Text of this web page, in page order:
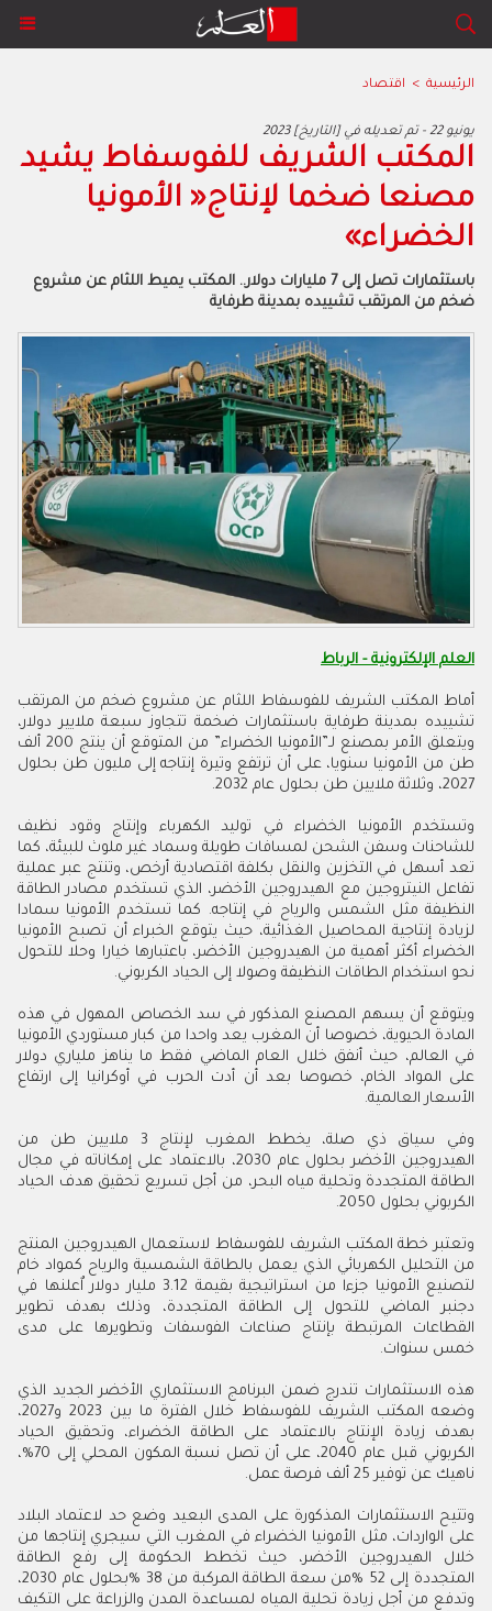
الرئيسية > اقتصاد
2023 يونيو 22 - تم تعديله في [التاريخ]
‬الخضراء‮»‬
‬ضخم‭ ‬من‭ ‬المرتقب‭ ‬تشييده‭ ‬بمدينة‭ ‬طرفاية
العلم الإلكترونية - الرباط
أماط المكتب الشريف للفوسفاط اللثام عن مشروع ضخم من المرتقب
تشييده بمدينة طرفاية باستثمارات ضخمة تتجاوز سبعة ملايير دولار،
ويتعلق الأمر بمصنع لـ”الأمونيا الخضراء” من المتوقع أن ينتج 200 ألف
طن من الأمونيا سنويا، على أن ترتفع وتيرة إنتاجه إلى مليون طن بحلول
2027، وثلاثة ملايين طن بحلول عام 2032
.
وتستخدم الأمونيا الخضراء في توليد الكهرباء وإنتاج وقود نظيف
للشاحنات وسفن الشحن لمسافات طويلة وسماد غير ملوث للبيئة، كما
تعد أسهل في التخزين والنقل بكلفة اقتصادية أرخص، وتنتج عبر عملية
تفاعل النيتروجين مع الهيدروجين الأخضر، الذي تستخدم مصادر الطاقة
النظيفة مثل الشمس والرياح في إنتاجه. كما تستخدم الأمونيا سمادا
لزيادة إنتاجية المحاصيل الغذائية، حيث يتوقع الخبراء أن تصبح الأمونيا
الخضراء أكثر أهمية من الهيدروجين الأخضر، باعتبارها خيارا وحلا للتحول
نحو استخدام الطاقات النظيفة وصولا إلى الحياد الكربوني.
ويتوقع أن يسهم المصنع المذكور في سد الخصاص المهول في هذه
المادة الحيوية، خصوصا أن المغرب يعد واحدا من كبار مستوردي الأمونيا
في العالم، حيث أنفق خلال العام الماضي فقط ما يناهز ملياري دولار
على المواد الخام، خصوصا بعد أن أدت الحرب في أوكرانيا إلى ارتفاع
الأسعار العالمية.
وفي سياق ذي صلة، يخطط المغرب لإنتاج 3 ملايين طن من
الهيدروجين الأخضر بحلول عام 2030، بالاعتماد على إمكاناته في مجال
الطاقة المتجددة وتحلية مياه البحر، من أجل تسريع تحقيق هدف الحياد
الكربوني بحلول 2050
.
وتعتبر خطة المكتب الشريف للفوسفاط لاستعمال الهيدروجين المنتج
من التحليل الكهربائي الذي يعمل بالطاقة الشمسية والرياح كمواد خام
لتصنيع الأمونيا جزءا من استراتيجية بقيمة 12
.
3 مليار دولار اٌعلنها في
دجنبر الماضي للتحول إلى الطاقة المتجددة، وذلك بهدف تطوير
القطاعات المرتبطة بإنتاج صناعات الفوسفات وتطويرها على مدى
خمس سنوات.
هذه الاستثمارات تندرج ضمن البرنامج الاستثماري الأخضر الجديد الذي
وضعه المكتب الشريف للفوسفاط خلال الفترة ما بين 2023 و2027،
بهدف زيادة الإنتاج بالاعتماد على الطاقة الخضراء، وتحقيق الحياد
الكربوني قبل عام 2040، على أن تصل نسبة المكون المحلي إلى 70
%،
ناهيك عن توفير 25 ألف فرصة عمل
.
وتتيح الاستثمارات المذكورة على المدى البعيد وضع حد لاعتماد البلاد
على الواردات، مثل الأمونيا الخضراء في المغرب التي سيجري إنتاجها من
خلال الهيدروجين الأخضر، حيث تخطط الحكومة إلى رفع الطاقة
المتجددة إلى 52
%من سعة الطاقة المركبة من 38 %
بحلول عام 2030،
وتدفع من أجل زيادة تحلية المياه لمساعدة المدن والزراعة على التكيف